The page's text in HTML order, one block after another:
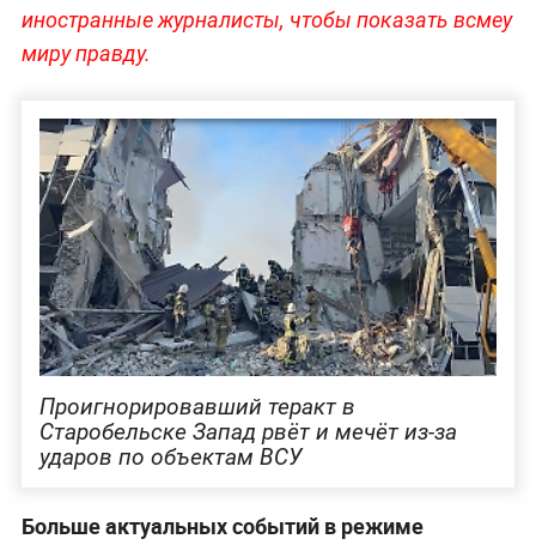
иностранные журналисты, чтобы показать всмеу
миру правду.
Проигнорировавший теракт в
Старобельске Запад рвёт и мечёт из-за
ударов по объектам ВСУ
Больше актуальных событий в режиме